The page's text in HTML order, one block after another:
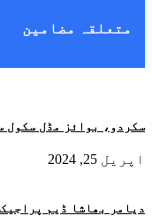
متعلقہ مضامین
سکردو، بوائز مڈل سکول
اپریل 25, 2024
دیامر بھاشا ڈیم